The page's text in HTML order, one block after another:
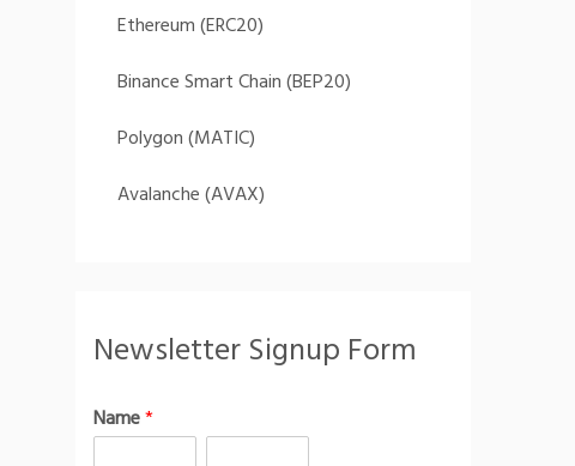
Ethereum (ERC20)
Binance Smart Chain (BEP20)
Polygon (MATIC)
Avalanche (AVAX)
Newsletter Signup Form
Name*